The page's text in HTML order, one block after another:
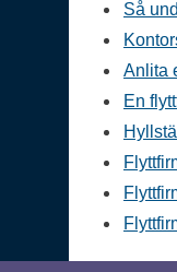
Så
Anlita
En